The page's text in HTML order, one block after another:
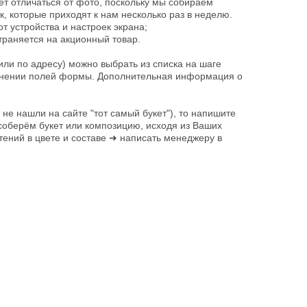
отличаться от фото, поскольку мы собираем
которые приходят к нам несколько раз в неделю.
устройства и настроек экрана;
на акционный товар.
по адресу) можно выбрать из списка на шаге
полей формы. Дополнительная информация о
нашли на сайте "тот самый букет"), то напишите
букет или композицию, исходя из Ваших
в цвете и составе ➜ написать менеджеру в